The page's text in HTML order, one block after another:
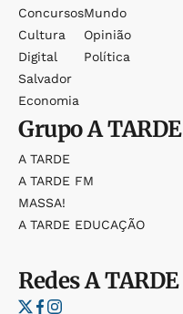
Concursos
Cultura
Digital
Salvador
Economia
Mundo
Opinião
Política
GrupoA TARDE
A TARDE
A TARDE FM
MASSA!
A TARDE EDUCAÇÃO
RedesA TARDE